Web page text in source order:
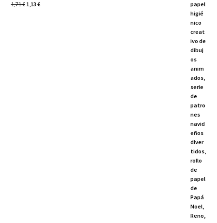
1,71€ El
1,13 €El